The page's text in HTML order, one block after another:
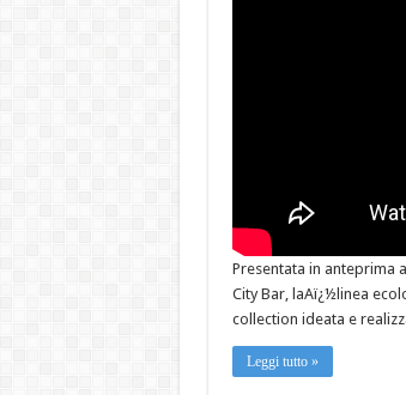
Presentata in anteprima
City Bar, laAï¿½linea
collection ideata e
Leggi tutto »